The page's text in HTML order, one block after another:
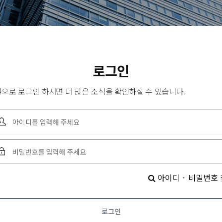
로그인
로 로그인 하시면 더 많은 소식을 확인하실 수 있습니다.
아이디 · 비밀번호
로그인